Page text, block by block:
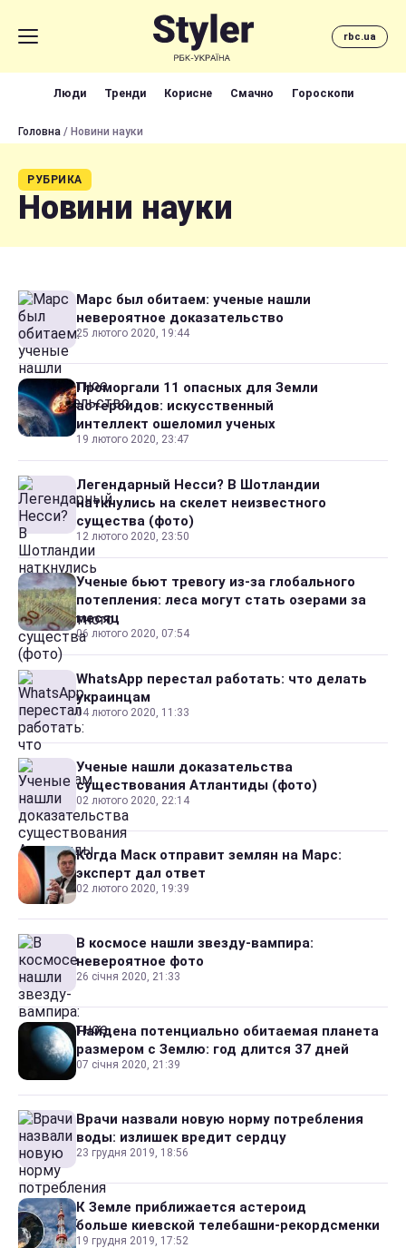
rbc.ua
Люди Тренди Корисне Смачно Гороскопи
Головна / Новини науки
РУБРИКА
Новини науки
Марс был обитаем: ученые нашли
невероятное доказательство
25 лютого 2020, 19:44
Проморгали 11 опасных для Земли
астероидов: искусственный
интеллект ошеломил ученых
19 лютого 2020, 23:47
Легендарный Несси? В Шотландии
наткнулись на скелет неизвестного
существа (фото)
12 лютого 2020, 23:50
Ученые бьют тревогу из-за глобального
потепления: леса могут стать озерами за
месяц
06 лютого 2020, 07:54
WhatsApp перестал работать: что делать
украинцам
04 лютого 2020, 11:33
Ученые нашли доказательства
существования Атлантиды (фото)
02 лютого 2020, 22:14
Когда Маск отправит землян на Марс:
эксперт дал ответ
02 лютого 2020, 19:39
В космосе нашли звезду-вампира:
невероятное фото
26 січня 2020, 21:33
Найдена потенциально обитаемая планета
размером с Землю: год длится 37 дней
07 січня 2020, 21:39
Врачи назвали новую норму потребления
воды: излишек вредит сердцу
23 грудня 2019, 18:56
К Земле приближается астероид
больше киевской телебашни-рекордсменки
19 грудня 2019, 17:52